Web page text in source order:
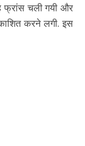
फ्रांस चली गयी और
करने लगी. इस